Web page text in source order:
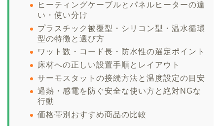
ヒーティングケーブルとパネルヒーターの違
い・使い分け
プラスチック被覆型・シリコン型・温水循環
型の特徴と選び方
ワット数・コード長・防水性の選定ポイント
床材への正しい設置手順とレイアウト
サーモスタットの接続方法と温度設定の目安
過熱・感電を防ぐ安全な使い方と絶対NGな
行動
価格帯別おすすめ商品の比較